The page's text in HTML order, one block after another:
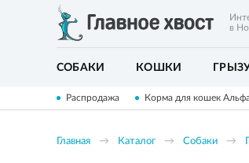
в
СОБАКИ КОШКИ
Распродажа Корма для кошек
Главная Каталог Собаки